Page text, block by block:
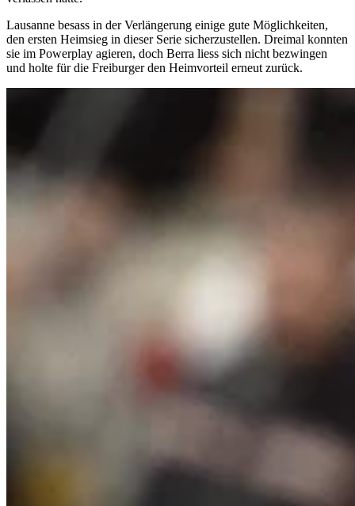
Lausanne besass in der Verlängerung einige gute Möglichkeiten,
den ersten Heimsieg in dieser Serie sicherzustellen. Dreimal konnten
sie im Powerplay agieren, doch Berra liess sich nicht bezwingen
und holte für die Freiburger den Heimvorteil erneut zurück.